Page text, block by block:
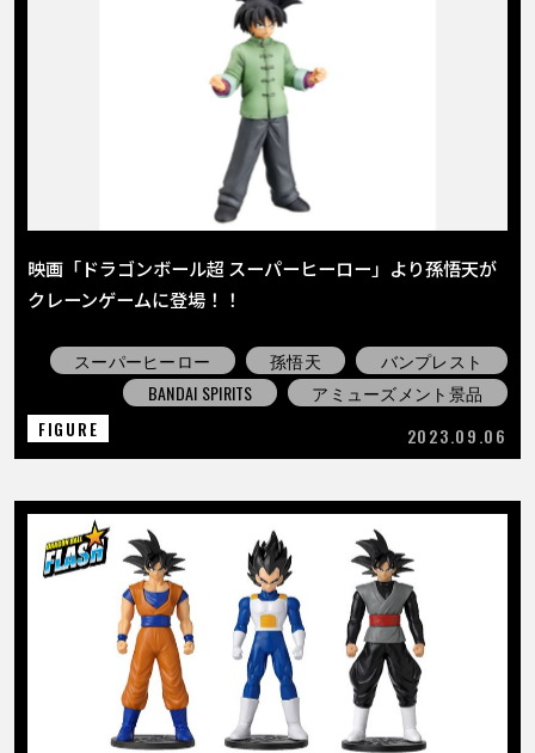
映画「ドラゴンボール超 スーパーヒーロー」より孫悟天が
クレーンゲームに登場！！
スーパーヒーロー 孫悟天
バンプレスト
BANDAI SPIRITS
アミューズメント景品
FIGURE
2023.09.06